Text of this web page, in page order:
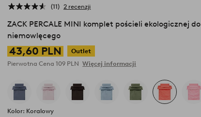
11 2 recenzji
ZACK PERCALE MINI komplet pościeli ekologicznej
niemowlęcego
43,60 PLN
Outlet
Pierwotna Cena109 PLN Więcej informacji
Kolor: Koralowy